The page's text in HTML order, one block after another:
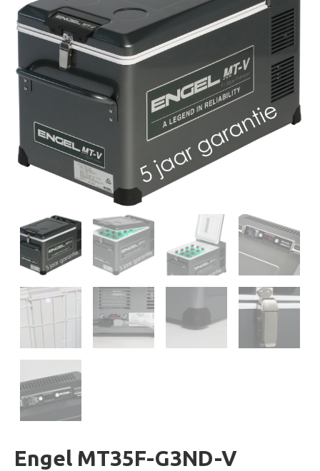
Engel MT35F-G3ND-V